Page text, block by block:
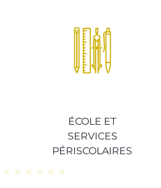
ÉCOLE ET
SERVICES
PÉRISCOLAIRES